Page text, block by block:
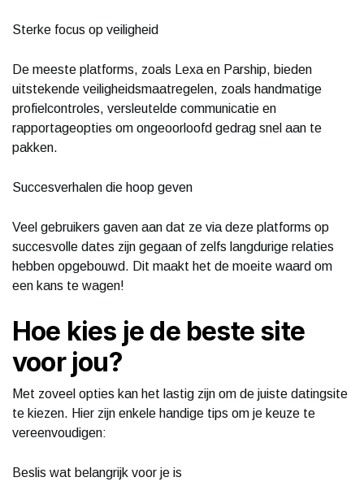
Sterke focus op veiligheid
De meeste platforms, zoals Lexa en Parship, bieden
uitstekende veiligheidsmaatregelen, zoals handmatige
profielcontroles, versleutelde communicatie en
rapportageopties om ongeoorloofd gedrag snel aan te
pakken.
Succesverhalen die hoop geven
Veel gebruikers gaven aan dat ze via deze platforms op
succesvolle dates zijn gegaan of zelfs langdurige relaties
hebben opgebouwd. Dit maakt het de moeite waard om
een kans te wagen!
Hoe kies je de beste site
voor jou?
Met zoveel opties kan het lastig zijn om de juiste datingsite
te kiezen. Hier zijn enkele handige tips om je keuze te
vereenvoudigen:
Beslis wat belangrijk voor je is